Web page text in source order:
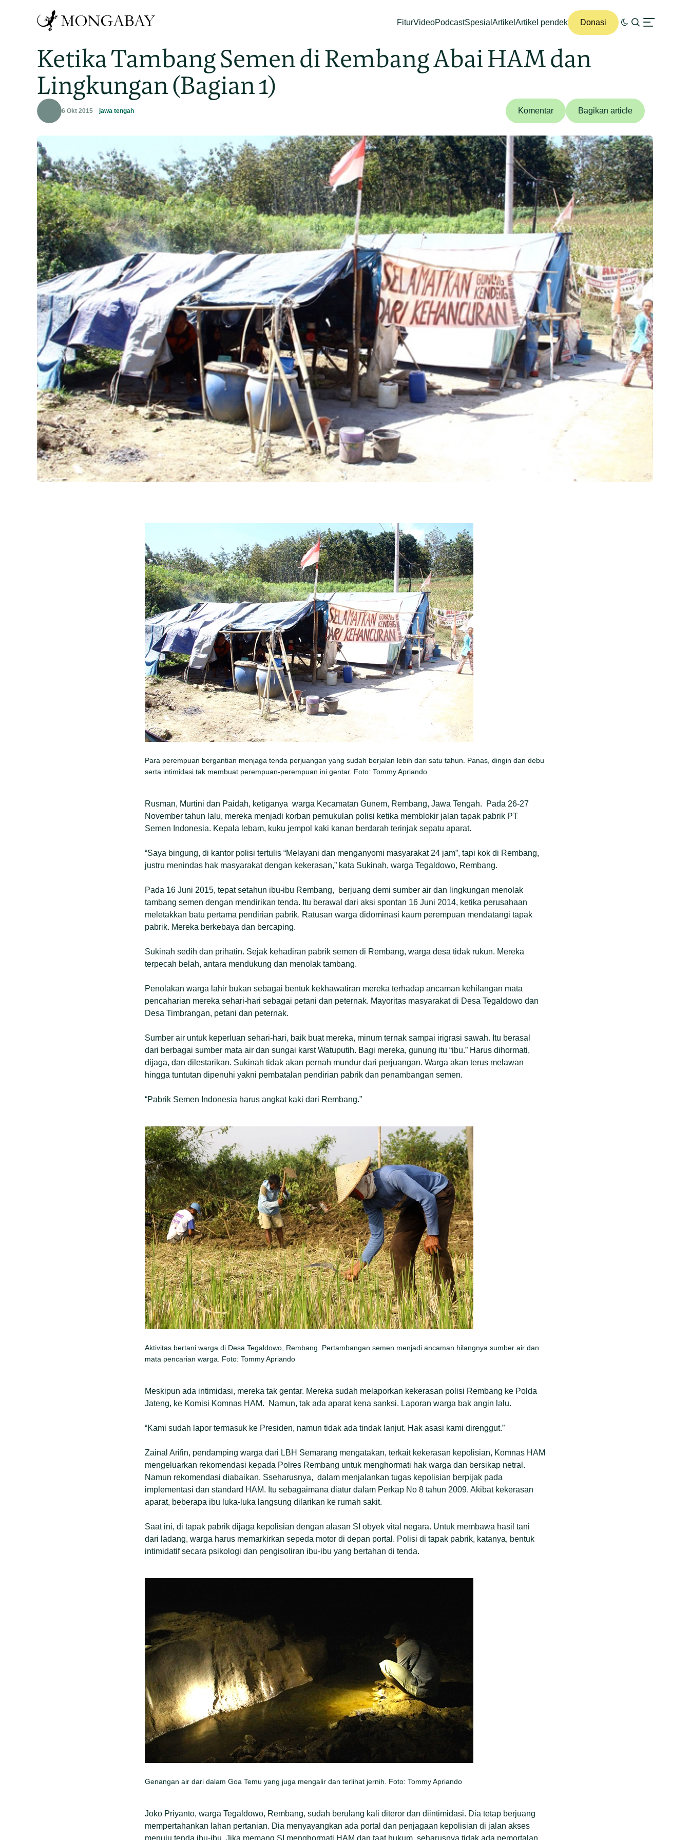
FiturVideoPodcastSpesial Artikel Artikel pendek Donasi
Ketika Tambang Semen di Rembang Abai HAM dan
Lingkungan (Bagian 1)
6 Okt 2015 jawa tengah Komentar Bagikan article
Para perempuan bergantian menjaga tenda perjuangan yang sudah berjalan lebih dari satu tahun. Panas, dingin dan debu
serta intimidasi tak membuat perempuan-perempuan ini gentar. Foto: Tommy Apriando
Rusman, Murtini dan Paidah, ketiganya warga Kecamatan Gunem, Rembang, Jawa Tengah. Pada 26-27
November tahun lalu, mereka menjadi korban pemukulan polisi ketika memblokir jalan tapak pabrik PT
Semen Indonesia. Kepala lebam, kuku jempol kaki kanan berdarah terinjak sepatu aparat.
“Saya bingung, di kantor polisi tertulis “Melayani dan menganyomi masyarakat 24 jam”, tapi kok di Rembang,
justru menindas hak masyarakat dengan kekerasan,” kata Sukinah, warga Tegaldowo, Rembang.
Pada 16 Juni 2015, tepat setahun ibu-ibu Rembang, berjuang demi sumber air dan lingkungan menolak
tambang semen dengan mendirikan tenda. Itu berawal dari aksi spontan 16 Juni 2014, ketika perusahaan
meletakkan batu pertama pendirian pabrik. Ratusan warga didominasi kaum perempuan mendatangi tapak
pabrik. Mereka berkebaya dan bercaping.
Sukinah sedih dan prihatin. Sejak kehadiran pabrik semen di Rembang, warga desa tidak rukun. Mereka
terpecah belah, antara mendukung dan menolak tambang.
Penolakan warga lahir bukan sebagai bentuk kekhawatiran mereka terhadap ancaman kehilangan mata
pencaharian mereka sehari-hari sebagai petani dan peternak. Mayoritas masyarakat di Desa Tegaldowo dan
Desa Timbrangan, petani dan peternak.
Sumber air untuk keperluan sehari-hari, baik buat mereka, minum ternak sampai irigrasi sawah. Itu berasal
dari berbagai sumber mata air dan sungai karst Watuputih. Bagi mereka, gunung itu “ibu.” Harus dihormati,
dijaga, dan dilestarikan. Sukinah tidak akan pernah mundur dari perjuangan. Warga akan terus melawan
hingga tuntutan dipenuhi yakni pembatalan pendirian pabrik dan penambangan semen.
“Pabrik Semen Indonesia harus angkat kaki dari Rembang.”
Aktivitas bertani warga di Desa Tegaldowo, Rembang. Pertambangan semen menjadi ancaman hilangnya sumber air dan
mata pencarian warga. Foto: Tommy Apriando
Meskipun ada intimidasi, mereka tak gentar. Mereka sudah melaporkan kekerasan polisi Rembang ke Polda
Jateng, ke Komisi Komnas HAM. Namun, tak ada aparat kena sanksi. Laporan warga bak angin lalu.
“Kami sudah lapor termasuk ke Presiden, namun tidak ada tindak lanjut. Hak asasi kami direnggut.”
Zainal Arifin, pendamping warga dari LBH Semarang mengatakan, terkait kekerasan kepolisian, Komnas HAM
mengeluarkan rekomendasi kepada Polres Rembang untuk menghormati hak warga dan bersikap netral.
Namun rekomendasi diabaikan. Sseharusnya, dalam menjalankan tugas kepolisian berpijak pada
implementasi dan standard HAM. Itu sebagaimana diatur dalam Perkap No 8 tahun 2009. Akibat kekerasan
aparat, beberapa ibu luka-luka langsung dilarikan ke rumah sakit.
Saat ini, di tapak pabrik dijaga kepolisian dengan alasan SI obyek vital negara. Untuk membawa hasil tani
dari ladang, warga harus memarkirkan sepeda motor di depan portal. Polisi di tapak pabrik, katanya, bentuk
intimidatif secara psikologi dan pengisoliran ibu-ibu yang bertahan di tenda.
Genangan air dari dalam Goa Temu yang juga mengalir dan terlihat jernih. Foto: Tommy Apriando
Joko Priyanto, warga Tegaldowo, Rembang, sudah berulang kali diteror dan diintimidasi. Dia tetap berjuang
mempertahankan lahan pertanian. Dia menyayangkan ada portal dan penjagaan kepolisian di jalan akses
menuju tenda ibu-ibu. Jika memang SI menghormati HAM dan taat hukum, seharusnya tidak ada pemortalan.